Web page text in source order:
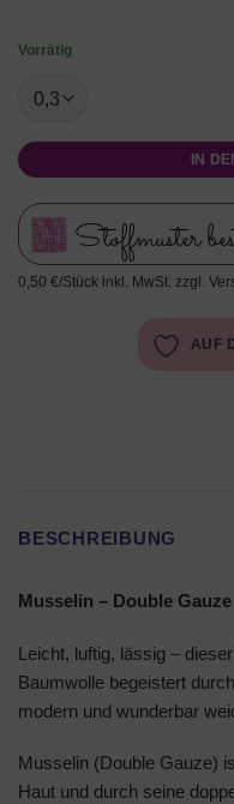
Vorrätig
IN
Stoffmuster
0,50 €/Stück inkl. MwSt. zzgl.
AUF
BESCHREIBUNG
Musselin – Double Gauze
Leicht, luftig, lässig –
Baumwolle begeistert
modern und wunderbar
Musselin (Double Gauze)
Haut und durch seine